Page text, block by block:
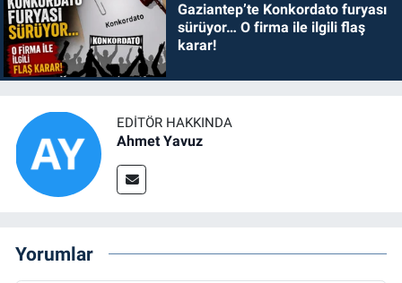
Gaziantep’te Konkordato furyası
sürüyor… O firma ile ilgili flaş
karar!
EDITÖR HAKKINDA
Ahmet Yavuz
Yorumlar